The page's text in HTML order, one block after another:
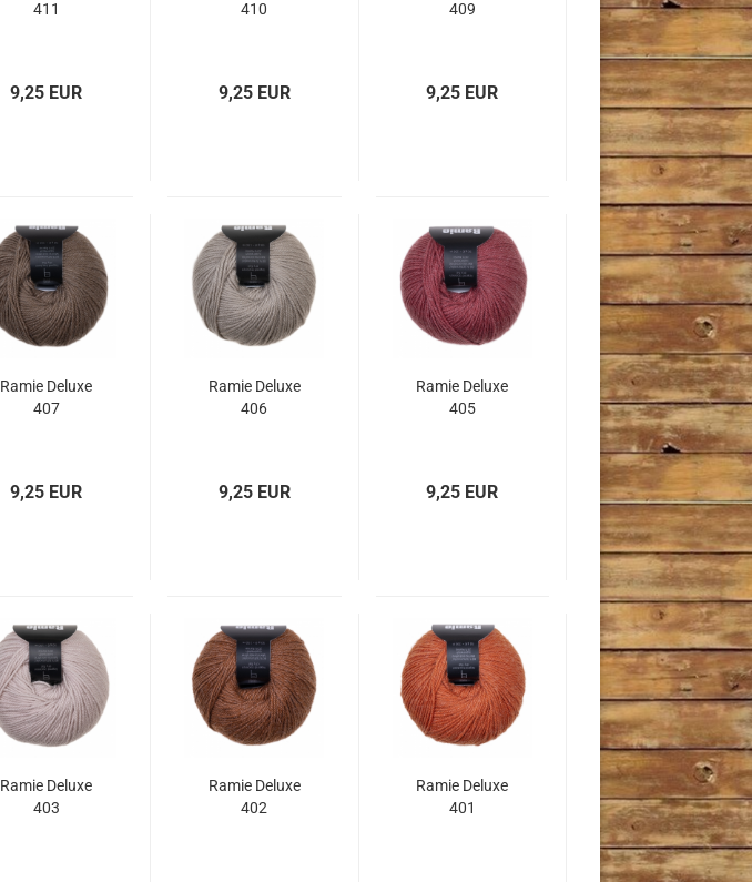
411
9,25 EUR
410
9,25 EUR
409
9,25 EUR
Ramie Deluxe
407
9,25 EUR
Ramie Deluxe
406
9,25 EUR
Ramie Deluxe
405
9,25 EUR
Ramie Deluxe
403
Ramie Deluxe
402
Ramie Deluxe
401